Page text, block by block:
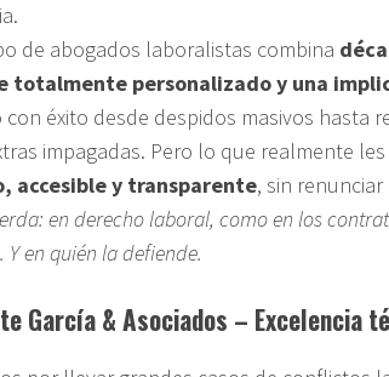
de abogados laboralistas combina
totalmente personalizado y una
éxito desde despidos masivos hasta
impagadas. Pero lo que realmente
accesible y transparente, sin
en derecho laboral, como en los
Y en quién la defiende.
García & Asociados – Excelencia